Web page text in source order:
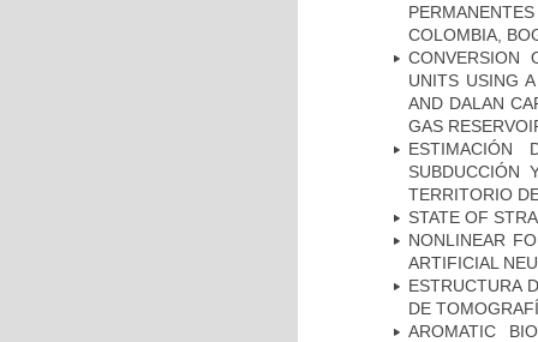
COLOMBIA,
CONVERSION
UNITS USING
AND DALAN
GAS
ESTIMACIÓN
SUBDUCCIÓN
TERRITORIO
STATE OF
NONLINEAR
ARTIFICIAL
ESTRUCTURA
DE
AROMATIC